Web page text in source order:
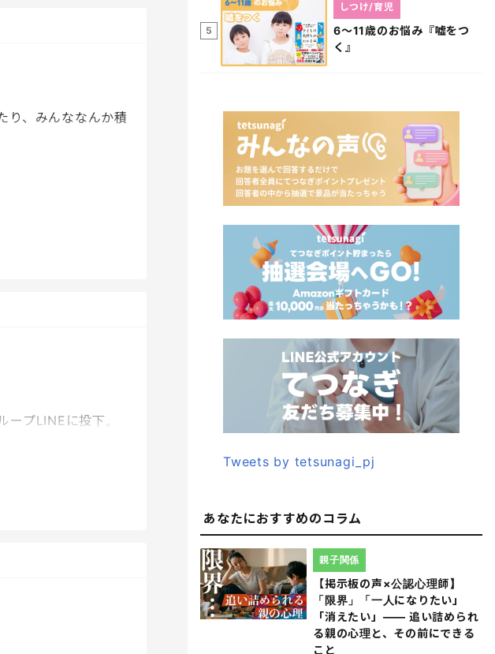
り、みんななんか積
遠い目）
プLINEに投下。
クッキーはママが全
のに一言も二言も
5
6～11歳のお悩み『嘘をつ
く』
しつけ/育児
Tweets by tetsunagi_pj
あなたにおすすめのコラム
【掲示板の声×公認心理師】
「限界」「一人になりたい」
「消えたい」―― 追い詰められ
る親の心理と、その前にできる
こと
親子関係